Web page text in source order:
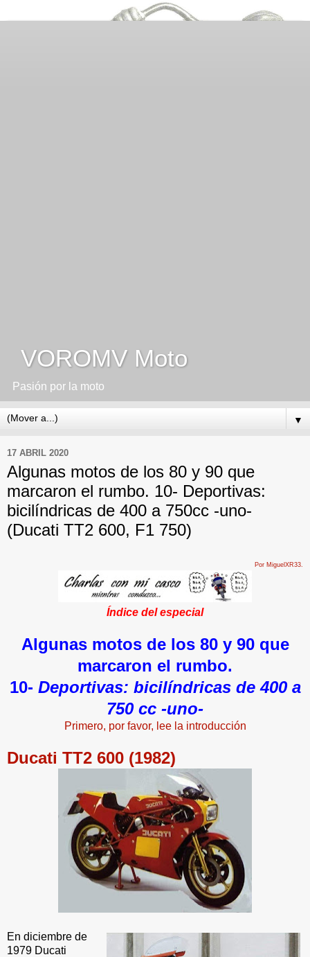
VOROMV Moto
Pasión por la moto
▼
17 ABRIL 2020
Algunas motos de los 80 y 90 que
marcaron el rumbo. 10- Deportivas:
bicilíndricas de 400 a 750cc -uno-
(Ducati TT2 600, F1 750)
Por MiguelXR33.
Índice del especial
Algunas motos de los 80 y 90 que
marcaron el rumbo.
10- Deportivas: bicilíndricas de 400 a
750 cc -uno-
Primero, por favor, lee la introducción
Ducati TT2 600 (1982)
En diciembre de
1979 Ducati